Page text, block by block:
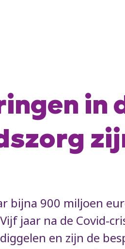
in
bijna 900 miljoen
jaar na de Covid-
en zijn de